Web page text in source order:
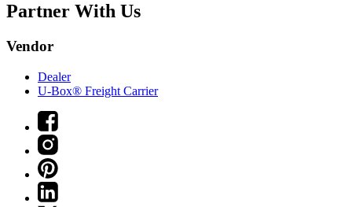
Partner With Us
Vendor
Dealer
U-Box® Freight Carrier